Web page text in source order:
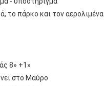
το πάρκο και τον αερολιμένα
8» +1»
στο Μαύρο